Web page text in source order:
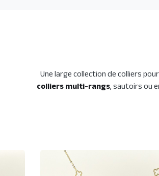
Une large collection de colliers
colliers multi-rangs, sautoirs ou